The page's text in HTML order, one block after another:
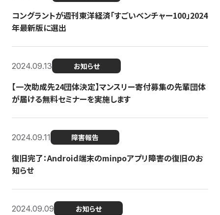
コングラントが週刊東洋経済「すごいベンチャー100」2024
年最新版に選出
2024.09.13 お知らせ
【一次助成先24団体決定】マンスリー寄付募集の先輩団体
が届ける無料セミナーを実施します
2024.09.11 障害報告
復旧完了：Android端末のminpoアプリ障害の復旧のお
知らせ
2024.09.09 お知らせ